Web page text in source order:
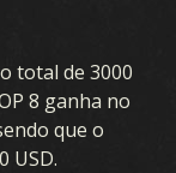
total de 3000
8 ganha no
que o
USD.